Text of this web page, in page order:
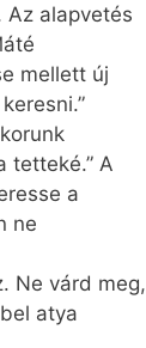
Az alapvetés
mellett új
tetteké.” A
a
ne
Ne várd meg,
atya